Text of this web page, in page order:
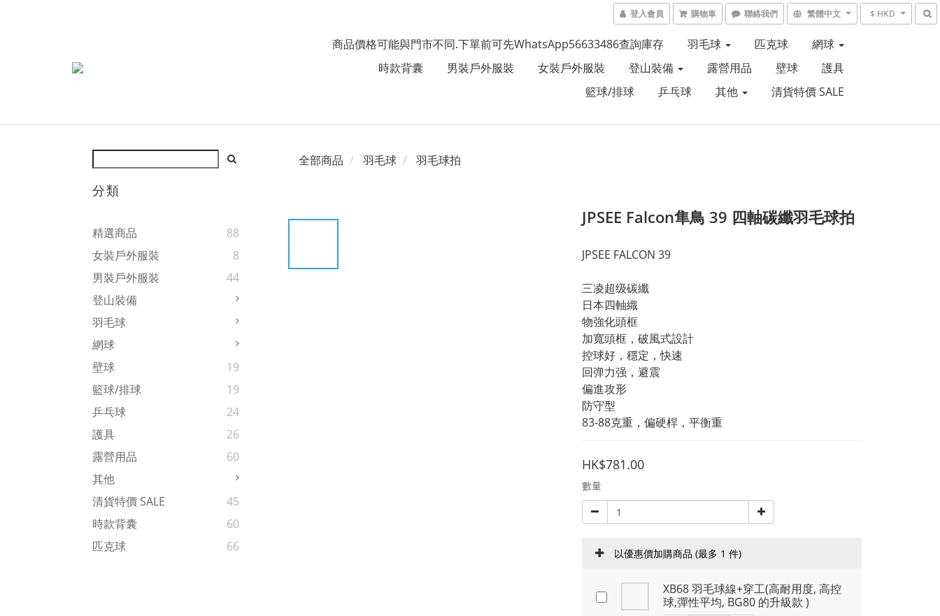
登入會員 購物車 聯絡我們 繁體中文 $ HKD
商品價格可能與門市不同.下單前可先WhatsApp56633486查詢庫存 羽毛球 匹克球
網球
時款背囊
男裝戶外服裝 女裝戶外服裝 登山裝備 露營用品 壁球
護具
籃球/排球
乒乓球 其他 清貨特價 SALE
分類
精選商品
88
女裝戶外服裝
8
男裝戶外服裝
44
登山裝備
羽毛球
網球
壁球
19
籃球/排球
19
乒乓球
24
護具
26
露營用品
60
其他
清貨特價 SALE
45
時款背囊
60
匹克球
66
全部商品 羽毛球 羽毛球拍
JPSEE Falcon隼鳥 39 四軸碳纖羽毛球拍
JPSEE FALCON 39
三凌超级碳纖
日本四軸織
物強化頭框
加寬頭框，破風式設計
控球好，穩定，快速
回弹力强，避震
偏進攻形
防守型
83-88克重，偏硬桿，平衡重
HK$781.00
數量
以優惠價加購商品 (最多 1 件)
XB68 羽毛球線+穿工(高耐用度, 高控
球,彈性平均, BG80 的升級款 )